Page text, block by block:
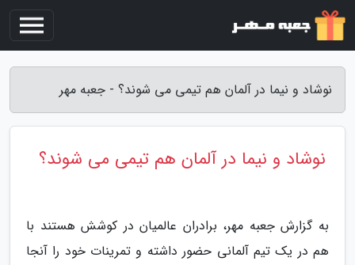
نوشاد و نیما در آلمان هم تیمی می شوند؟ - جعبه مهر
نوشاد و نیما در آلمان هم تیمی می شوند؟
به گزارش جعبه مهر، برادران عالمیان در کوشش هستند با
هم در یک تیم آلمانی حضور داشته و تمرینات خود را آنجا